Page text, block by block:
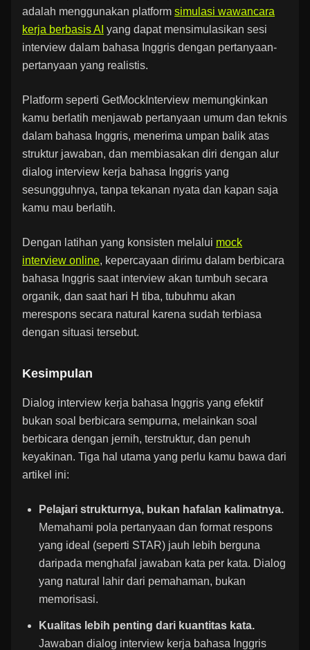
adalah menggunakan platform simulasi wawancara
kerja berbasis AI yang dapat mensimulasikan sesi
interview dalam bahasa Inggris dengan pertanyaan-
pertanyaan yang realistis.
Platform seperti GetMockInterview memungkinkan
kamu berlatih menjawab pertanyaan umum dan teknis
dalam bahasa Inggris, menerima umpan balik atas
struktur jawaban, dan membiasakan diri dengan alur
dialog interview kerja bahasa Inggris yang
sesungguhnya, tanpa tekanan nyata dan kapan saja
kamu mau berlatih.
Dengan latihan yang konsisten melalui mock
interview online, kepercayaan dirimu dalam berbicara
bahasa Inggris saat interview akan tumbuh secara
organik, dan saat hari H tiba, tubuhmu akan
merespons secara natural karena sudah terbiasa
dengan situasi tersebut.
Kesimpulan
Dialog interview kerja bahasa Inggris yang efektif
bukan soal berbicara sempurna, melainkan soal
berbicara dengan jernih, terstruktur, dan penuh
keyakinan. Tiga hal utama yang perlu kamu bawa dari
artikel ini:
Pelajari strukturnya, bukan hafalan kalimatnya.
Memahami pola pertanyaan dan format respons
yang ideal (seperti STAR) jauh lebih berguna
daripada menghafal jawaban kata per kata. Dialog
yang natural lahir dari pemahaman, bukan
memorisasi.
Kualitas lebih penting dari kuantitas kata.
Jawaban dialog interview kerja bahasa Inggris